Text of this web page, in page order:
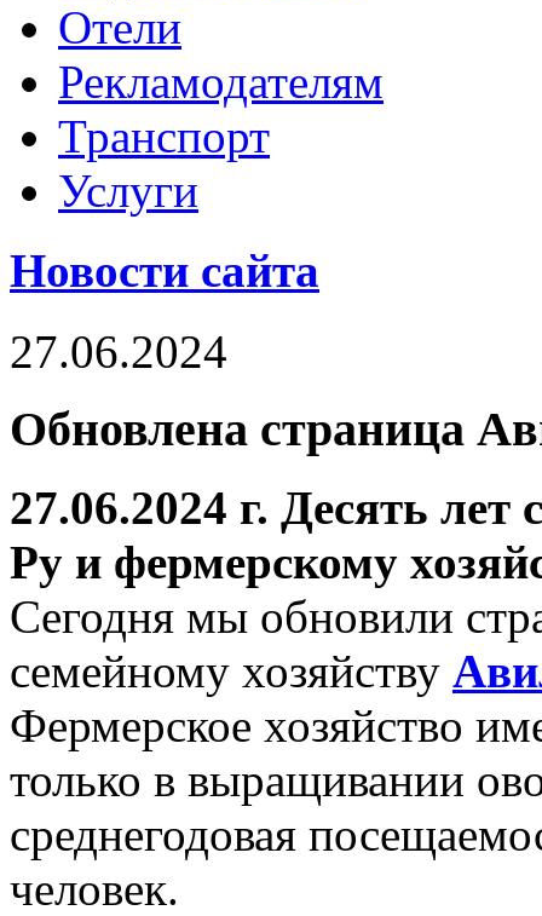
Отели
Рекламодателям
Транспорт
Услуги
Новости сайта
27.06.2024
Обновлена страница
27.06.2024 г. Десять лет
Ру и фермерскому
Сегодня мы обновили
семейному хозяйству
Фермерское хозяйство
только в выращивании
среднегодовая
человек.